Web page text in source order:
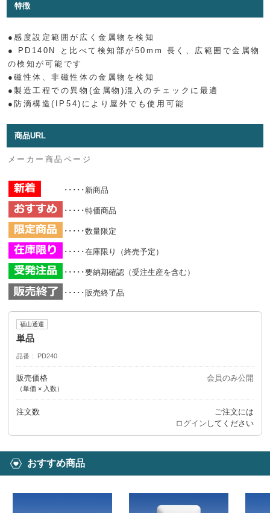
特徴
●感度設定範囲が広く金属物を検知
● PD140N と比べて検知部が50mm 長く、広範囲で金属物
の検知が可能です
●磁性体、非磁性体の金属物を検知
●製造工程での異物(金属物)混入のチェックに最適
●防滴構造(IP54)により屋外でも使用可能
商品URL
メーカー商品ページ
･････新商品
･････特価商品
･････数量限定
･････在庫限り（終売予定）
･････要納期確認（受注生産を含む）
･････販売終了品
福山通運
単品
品番 PD240
販売価格
（単価 × 入数）
会員のみ公開
注文数
ご注文には
ログイン してください
おすすめ商品